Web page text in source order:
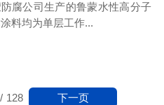
腐公司生产的鲁蒙水性高分子
料均为单层工作...
/ 128 下一页